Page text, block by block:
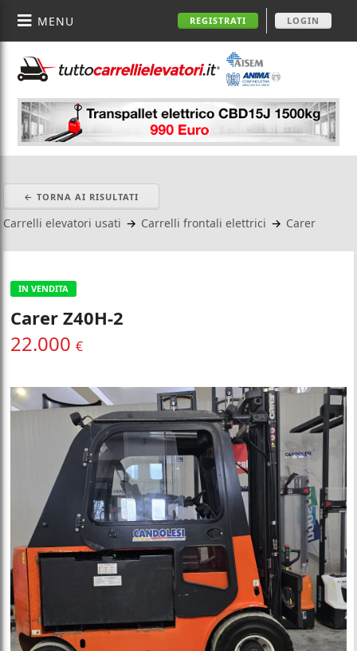
REGISTRATI LOGIN
MENU
← TORNA AI RISULTATI
Carrelli elevatori usati → Carrelli frontali elettrici → Carer
IN VENDITA
Carer Z40H-2
22.000€